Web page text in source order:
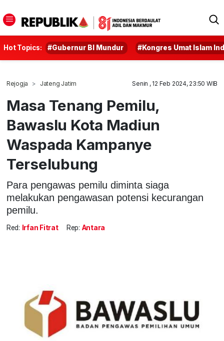
Hot Topics: #Gubernur BI Mundur #Kongres Umat Islam
Rejogja Jateng Jatim Senin , 12 Feb 2024, 23:50 WIB
Masa Tenang Pemilu,
Bawaslu Kota Madiun
Waspada Kampanye
Terselubung
Para pengawas pemilu diminta siaga
melakukan pengawasan potensi kecurangan
pemilu.
Red: Irfan Fitrat Rep: Antara